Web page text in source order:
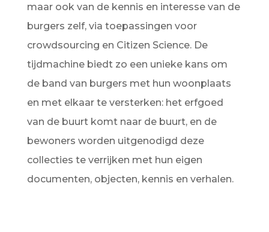
maar ook van de kennis en interesse van de
burgers zelf, via toepassingen voor
crowdsourcing en Citizen Science. De
tijdmachine biedt zo een unieke kans om
de band van burgers met hun woonplaats
en met elkaar te versterken: het erfgoed
van de buurt komt naar de buurt, en de
bewoners worden uitgenodigd deze
collecties te verrijken met hun eigen
documenten, objecten, kennis en verhalen.